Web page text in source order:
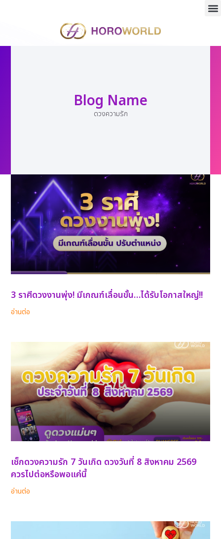
Blog Name
ดวงความรัก
3 ราศีดวงงานพุ่ง! มีเกณฑ์เลื่อนขั้น…ได้รับโอกาสใหญ่!!
อ่านต่อ
เช็กดวงความรัก 7 วันเกิด ดวงวันที่ 8 สิงหาคม 2569
ควรไปต่อหรือพอแค่นี้
อ่านต่อ